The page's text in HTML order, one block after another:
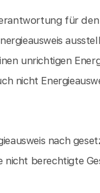
für den
unrichtigen
nicht
nach
nicht berechtigte